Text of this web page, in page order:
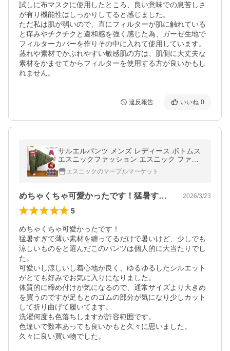
試しに布マスクに使用したところ、良い意味での息苦しさ
が有り機能性はしっかりしてると感じました。
ただ私は肌が弱いので、直にフィルターが肌に触れている
と痒みやチクチクと違和感を強く感じた為、ガーゼ生地で
フィルターカバーを作りその中に入れて使用しています。
蒸れや素材でかぶれやすい敏感肌の方は、肌側に大丈夫な
素材をかませてからフィルターを使用する方が良いかもし
れません。
違反報告 いいね 0
サルエルパンツ メンズ レディース ボトムス
エスニックファッション エスニック ファッ
ション タイパンツ 大きいサイズ パンツ 綿
コットン 綿100％
エスニックのマーブルマーケット
めちゃくちゃ可愛かったです！猛暑すぎて… 2026/3/23
5
めちゃくちゃ可愛かったです！
猛暑すぎて薄い素材を纏ってるだけで暑いけど、少しでも
涼しいものをと選んだこのパンツは個人的に大当たりでし
た。
可愛いし涼しいし着心地が良く、ゆるゆるしたシルエット
がとても好みでお気に入りになりました。
体質的に締め付けが気になるので、通常サイズより大きめ
を買うのですが足もとのゴムの部分が気になり少しカット
して折り曲げて履いてます。
洗濯何度も色落ちしますが許容範囲です。
色違いで数本あっても良いかもと久々に思いました。
久々に良い買い物でした。